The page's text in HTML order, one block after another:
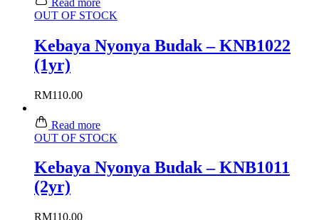
OUT OF STOCK
Kebaya Nyonya Budak – KNB1022
(1yr)
RM110.00
Read more
OUT OF STOCK
Kebaya Nyonya Budak – KNB1011
(2yr)
RM110.00